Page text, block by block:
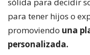
para tener hijos o
promoviendo una
personalizada.